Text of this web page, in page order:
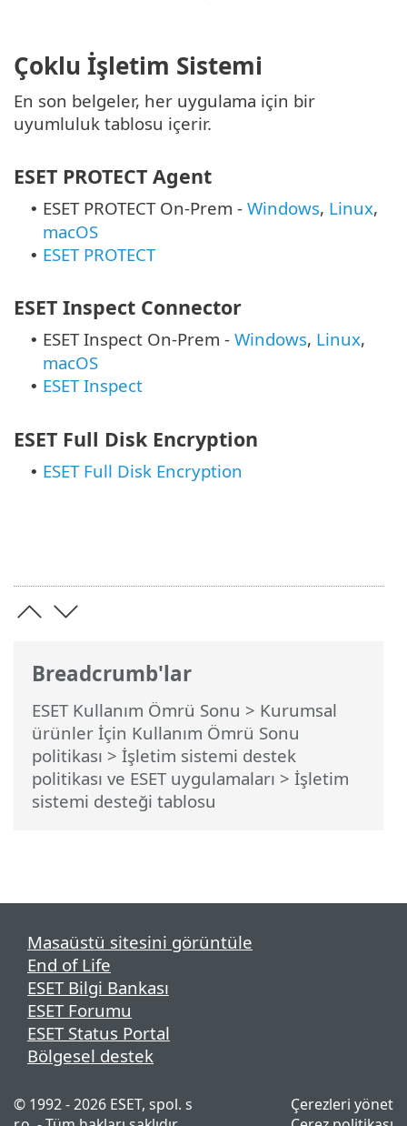
Breadcrumb'lar
ESET Kullanım Ömrü Sonu > Kurumsal
ürünler İçin Kullanım Ömrü Sonu
politikası > İşletim sistemi destek
politikası ve ESET uygulamaları > İşletim
sistemi desteği tablosu
Çoklu İşletim Sistemi
En son belgeler, her uygulama için bir
uyumluluk tablosu içerir.
ESET PROTECT Agent
• ESET PROTECT On-Prem - Windows, Linux,
macOS
• ESET PROTECT
ESET Inspect Connector
• ESET Inspect On-Prem - Windows, Linux,
macOS
• ESET Inspect
ESET Full Disk Encryption
• ESET Full Disk Encryption
Masaüstü sitesini görüntüle
End of Life
ESET Bilgi Bankası
ESET Forumu
ESET Status Portal
Bölgesel destek
© 1992 - 2026 ESET, spol. s
Çerezleri yönet